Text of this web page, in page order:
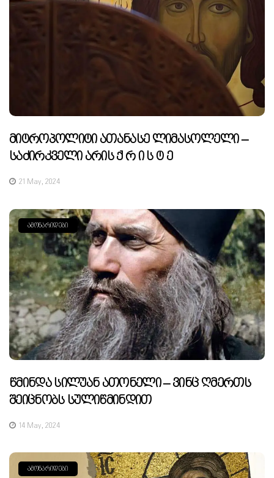
Მიტროპოლიტი Ათანასე Ლიმასოლელი –
Საძირკველი Არის Ქ Რ Ი Ს Ტ Ე
21 May, 2024
ᲐᲛᲝᲜᲐᲠᲘᲓᲔᲑᲘ
Წმინდა Სილუან Ათონელი – Ვინც Ღმერთს
Შეიცნობს Სულიწმინდით
14 May, 2024
ᲐᲛᲝᲜᲐᲠᲘᲓᲔᲑᲘ